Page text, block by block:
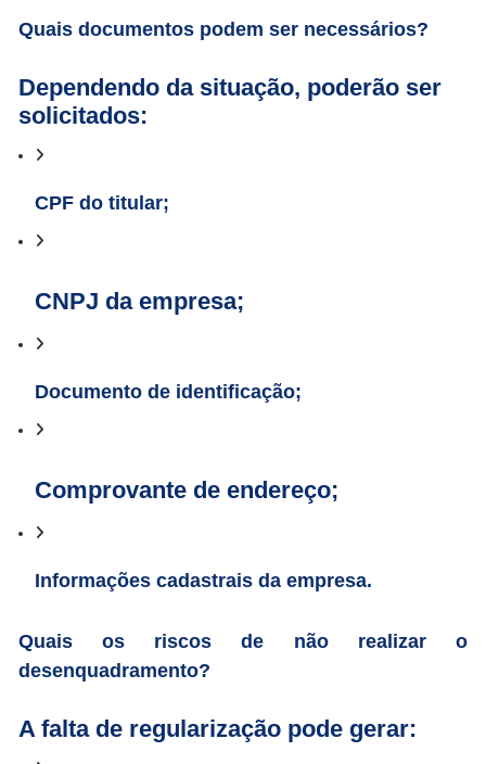
Quais documentos podem ser necessários?
Dependendo da situação, poderão ser
solicitados:
CPF do titular;
CNPJ da empresa;
Documento de identificação;
Comprovante de endereço;
Informações cadastrais da empresa.
Quais os riscos de não realizar o
desenquadramento?
A falta de regularização pode gerar: